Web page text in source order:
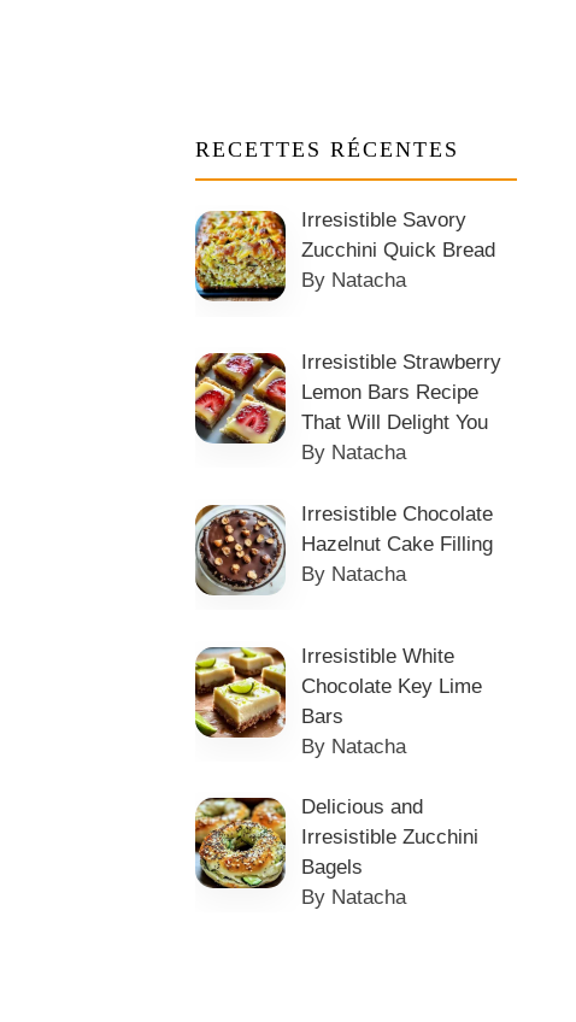
RECETTES RÉCENTES
Irresistible Savory
Zucchini Quick Bread
By Natacha
Irresistible Strawberry
Lemon Bars Recipe
That Will Delight You
By Natacha
Irresistible Chocolate
Hazelnut Cake Filling
By Natacha
Irresistible White
Chocolate Key Lime
Bars
By Natacha
Delicious and
Irresistible Zucchini
Bagels
By Natacha